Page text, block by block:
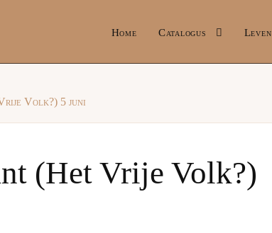
Home Catalogus Leven
Volk?) 5 juni
(Het Vrije Volk?)